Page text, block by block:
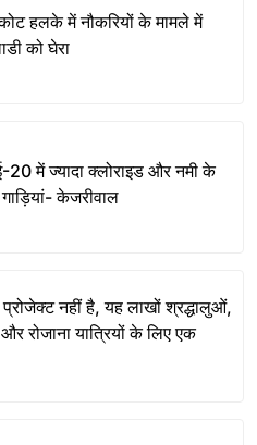
हलके में नौकरियों के मामले में
को घेरा
20 में ज्यादा क्लोराइड और नमी के
केजरीवाल
नहीं है, यह लाखों श्रद्धालुओं,
और रोजाना यात्रियों के लिए एक